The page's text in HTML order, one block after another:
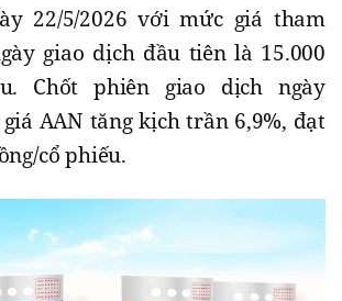
22/5/2026 với mức giá tham
giao dịch đầu tiên là 15.000
Chốt phiên giao dịch ngày
AAN tăng kịch trần 6,9%, đạt
cổ phiếu.